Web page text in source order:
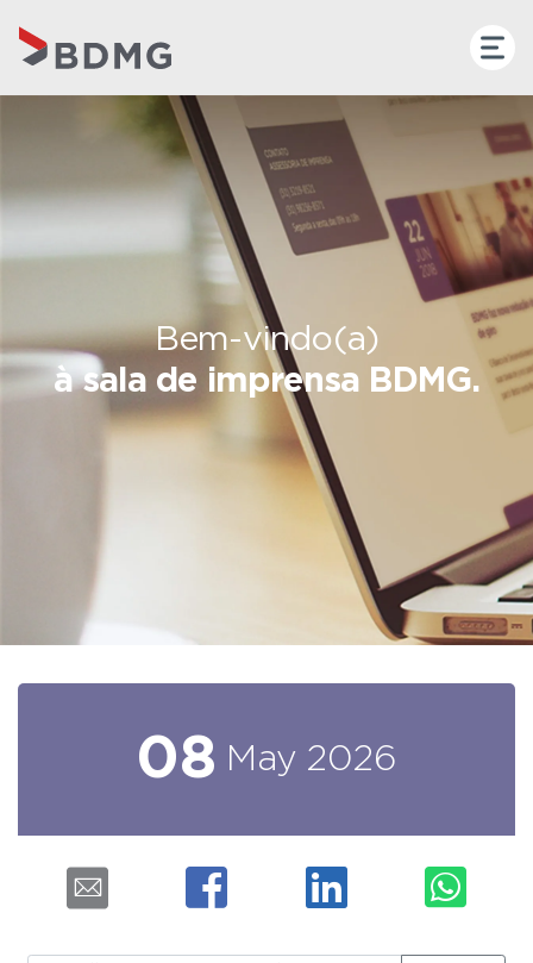
Bem-vindo(a)
à sala de imprensa BDMG.
08 May 2026